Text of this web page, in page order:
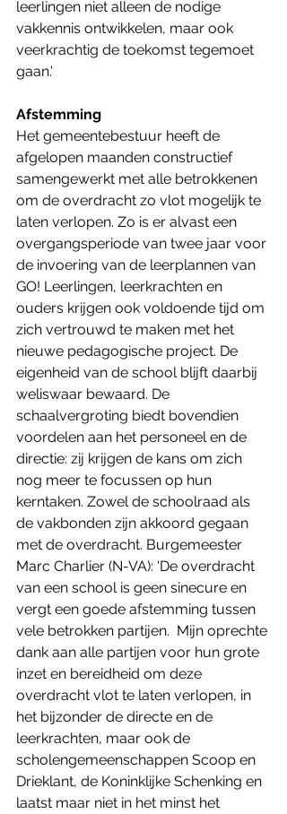
leerlingen niet alleen de nodige
vakkennis ontwikkelen, maar ook
veerkrachtig de toekomst tegemoet
gaan.'
Afstemming
Het gemeentebestuur heeft de
afgelopen maanden constructief
samengewerkt met alle betrokkenen
om de overdracht zo vlot mogelijk te
laten verlopen. Zo is er alvast een
overgangsperiode van twee jaar voor
de invoering van de leerplannen van
GO! Leerlingen, leerkrachten en
ouders krijgen ook voldoende tijd om
zich vertrouwd te maken met het
nieuwe pedagogische project. De
eigenheid van de school blijft daarbij
weliswaar bewaard. De
schaalvergroting biedt bovendien
voordelen aan het personeel en de
directie: zij krijgen de kans om zich
nog meer te focussen op hun
kerntaken. Zowel de schoolraad als
de vakbonden zijn akkoord gegaan
met de overdracht. Burgemeester
Marc Charlier (N-VA): 'De overdracht
van een school is geen sinecure en
vergt een goede afstemming tussen
vele betrokken partijen.  Mijn oprechte
dank aan alle partijen voor hun grote
inzet en bereidheid om deze
overdracht vlot te laten verlopen, in
het bijzonder de directe en de
leerkrachten, maar ook de
scholengemeenschappen Scoop en
Drieklant, de Koninklijke Schenking en
laatst maar niet in het minst het